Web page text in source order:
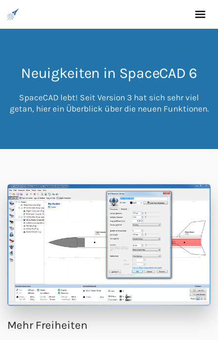
Neuigkeiten in SpaceCAD 6
SpaceCAD lebt! Seit Version 3 hat sich sehr viel
getan, hier ein Überblick über die neuen Funktionen.
Mehr Freiheiten